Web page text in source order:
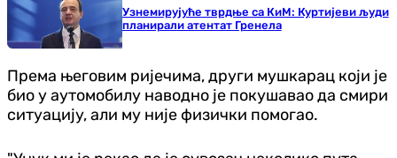
Узнемирујуће тврдње са КиМ: Куртијеви људи
планирали атентат Гренела
Према његовим ријечима, други мушкарац који је
био у аутомобилу наводно је покушавао да смири
ситуацију, али му није физички помогао.